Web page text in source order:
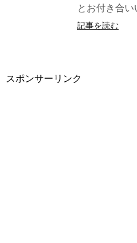
とお付き合
記事を読む
スポンサーリンク